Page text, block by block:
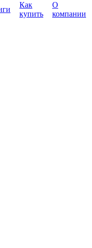
Как
купить
О
компании